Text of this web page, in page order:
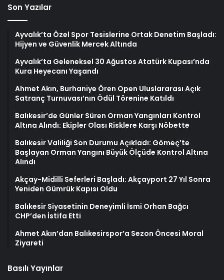
Son Yazılar
Ayvalık’ta Özel Spor Tesislerine Ortak Denetim Başladı:
Hijyen ve Güvenlik Mercek Altında
Ayvalık’ta Geleneksel 30 Ağustos Atatürk Kupası’nda
Kura Heyecanı Yaşandı
Ahmet Akın, Burhaniye Ören Open Uluslararası Açık
Satranç Turnuvası’nın Ödül Törenine Katıldı
Balıkesir’de Günler Süren Orman Yangınları Kontrol
Altına Alındı: Ekipler Olası Risklere Karşı Nöbette
Balıkesir Valiliği Son Durumu Açıkladı: Gömeç’te
Başlayan Orman Yangını Büyük Ölçüde Kontrol Altına
Alındı
Akçay-Midilli Seferleri Başladı: Akçayport 27 Yıl Sonra
Yeniden Gümrük Kapısı Oldu
Balıkesir Siyasetinin Deneyimli İsmi Orhan Bağcı
CHP’den İstifa Etti
Ahmet Akın’dan Balıkesirspor’a Sezon Öncesi Moral
Ziyareti
Basılı Yayınlar